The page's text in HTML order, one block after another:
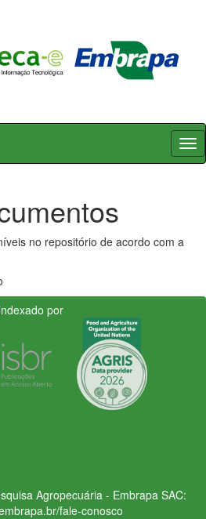
no repositório de acordo com a
por
Agropecuária - Embrapa SAC:
fale-conosco